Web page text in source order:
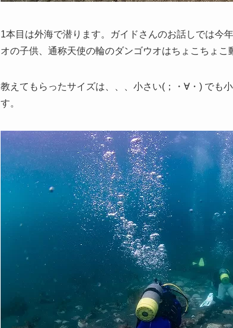
1本目は外海で潜ります。ガイドさんのお話しでは今
オの子供、通称天使の輪のダンゴウオはちょこちょこ
教えてもらったサイズは、、、小さい(；・∀・) でも
す。